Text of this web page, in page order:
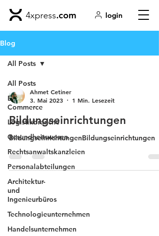
4xpress.com login
Blog
All Posts
E-
Commerce
Logistikbranche
Gesundheitswesen
Rechtsanwaltskanzleien
Personalabteilungen
Architektur-
und
Ingenieurbüros
Technologieunternehmen
Handelsunternehmen
All Posts
Ahmet Cetiner
3. Mai 2023
1 Min. Lesezeit
Bildungseinrichtungen
BildungseinrichtungenBildungseinrichtungen